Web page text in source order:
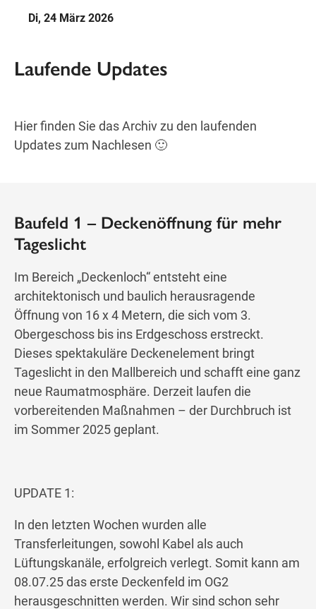
Di, 24 März 2026
Laufende Updates
Hier finden Sie das Archiv zu den laufenden
Updates zum Nachlesen 🙂
Baufeld 1 – Deckenöffnung für mehr
Tageslicht
Im Bereich „Deckenloch“ entsteht eine
architektonisch und baulich herausragende
Öffnung von 16 x 4 Metern, die sich vom 3.
Obergeschoss bis ins Erdgeschoss erstreckt.
Dieses spektakuläre Deckenelement bringt
Tageslicht in den Mallbereich und schafft eine ganz
neue Raumatmosphäre. Derzeit laufen die
vorbereitenden Maßnahmen – der Durchbruch ist
im Sommer 2025 geplant.
UPDATE 1:
In den letzten Wochen wurden alle
Transferleitungen, sowohl Kabel als auch
Lüftungskanäle, erfolgreich verlegt. Somit kann am
08.07.25 das erste Deckenfeld im OG2
herausgeschnitten werden. Wir sind schon sehr